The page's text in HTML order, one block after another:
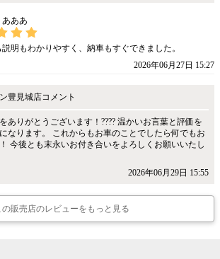
ああ
明もわかりやすく、納車もすぐできました。
2026年06月27日 15:27
豊見城店コメント
ありがとうございます！???? 温かいお言葉と評価を
なります。 これからもお車のことでしたら何でもお
今後とも末永いお付き合いをよろしくお願いいたし
2026年06月29日 15:55
の販売店のレビューをもっと見る